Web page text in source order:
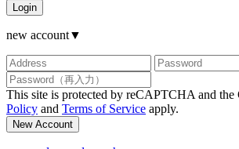
Login
new account▼
This site is protected by reCAPTCHA and the
Policy and Terms of Service apply.
New Account